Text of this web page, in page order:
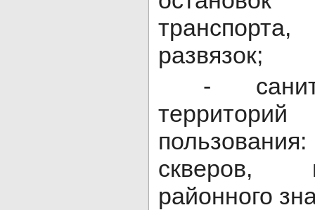
развязок;
-
скверов,
районного